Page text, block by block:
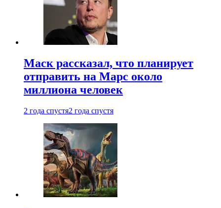
Маск рассказал, что планирует
отправить на Марс около
миллиона человек
2 года спустя2 года спустя